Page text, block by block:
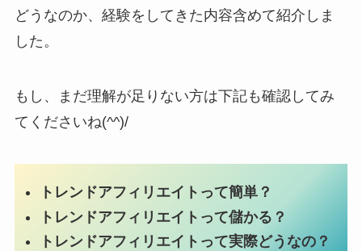
どうなのか、経験をしてきた内容含めて紹介しま
した。
もし、まだ理解が足りない方は下記も確認してみ
てくださいね(^^)/
トレンドアフィリエイトって簡単？
トレンドアフィリエイトって儲かる？
トレンドアフィリエイトって実際どうなの？